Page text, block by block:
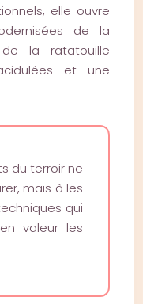
elle ouvre
de la
la ratatouille
et une
du terroir ne
mais à les
qui
valeur les